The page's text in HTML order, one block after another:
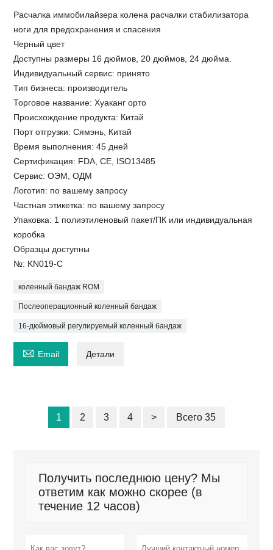
Расчалка иммобилайзера колена расчалки стабилизатора
ноги для предохранения и спасения
Черный цвет
Доступны размеры 16 дюймов, 20 дюймов, 24 дюйма.
Индивидуальный сервис: принято
Тип бизнеса: производитель
Торговое название: Хуаканг орто
Происхождение продукта: Китай
Порт отгрузки: Сямэнь, Китай
Время выполнения: 45 дней
Сертификация: FDA, CE, ISO13485
Сервис: ОЭМ, ОДМ
Логотип: по вашему запросу
Частная этикетка: по вашему запросу
Упаковка: 1 полиэтиленовый пакет/ПК или индивидуальная
коробка
Образцы доступны
№: KN019-C
коленный бандаж ROM
Послеоперационный коленный бандаж
16-дюймовый регулируемый коленный бандаж
 Email Детали
1 2 3 4 > Всего 35
Получить последнюю цену? Мы
ответим как можно скорее (в
течение 12 часов)